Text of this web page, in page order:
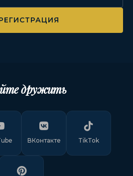
дружить
ВКонтакте TikTok